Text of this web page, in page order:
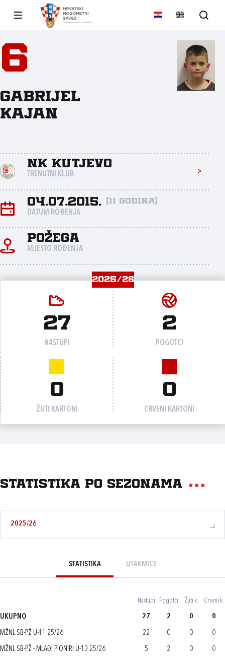
6
Gabrijel
Kajan
NK Kutjevo
TRENUTNI KLUB
04.07.2015. (11 godina)
DATUM ROĐENJA
Požega
MJESTO ROĐENJA
2025/26
27
NASTUPI
2
POGOTCI
0
ŽUTI KARTONI
0
CRVENI KARTONI
Statistika po sezonama
2025/26
STATISTIKA UTAKMICE
Nastupi Pogotci Žuti k. Crveni k.
UKUPNO 27 2 0 0
MŽNL SB-PŽ U-11 25/26 22 0 0 0
MŽNL SB-PŽ - MLAĐI PIONIRI U-13 25/26 5 2 0 0